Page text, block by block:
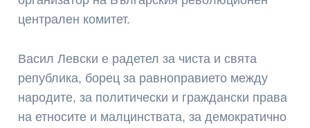
централен комитет.
Васил Левски е радетел за чиста и свята
република, борец за равноправието между
народите, за политически и граждански права
на етносите и малцинствата, за демократично